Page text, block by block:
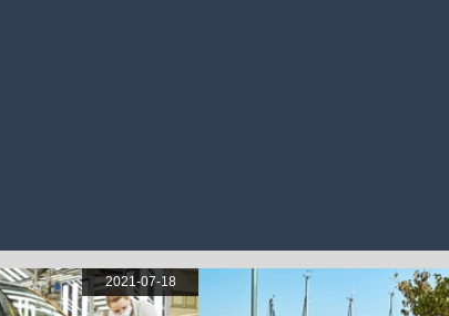
2021-07-18